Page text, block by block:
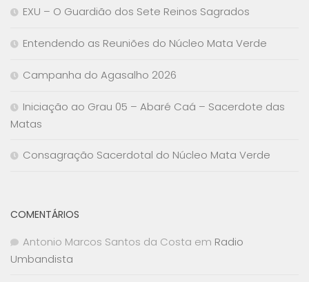
EXU – O Guardião dos Sete Reinos Sagrados
Entendendo as Reuniões do Núcleo Mata Verde
Campanha do Agasalho 2026
Iniciação ao Grau 05 – Abaré Caá – Sacerdote das
Matas
Consagração Sacerdotal do Núcleo Mata Verde
COMENTÁRIOS
Antonio Marcos Santos da Costa em Radio
Umbandista